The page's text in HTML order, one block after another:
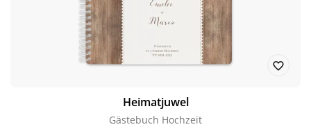
Heimatjuwel
Gästebuch Hochzeit